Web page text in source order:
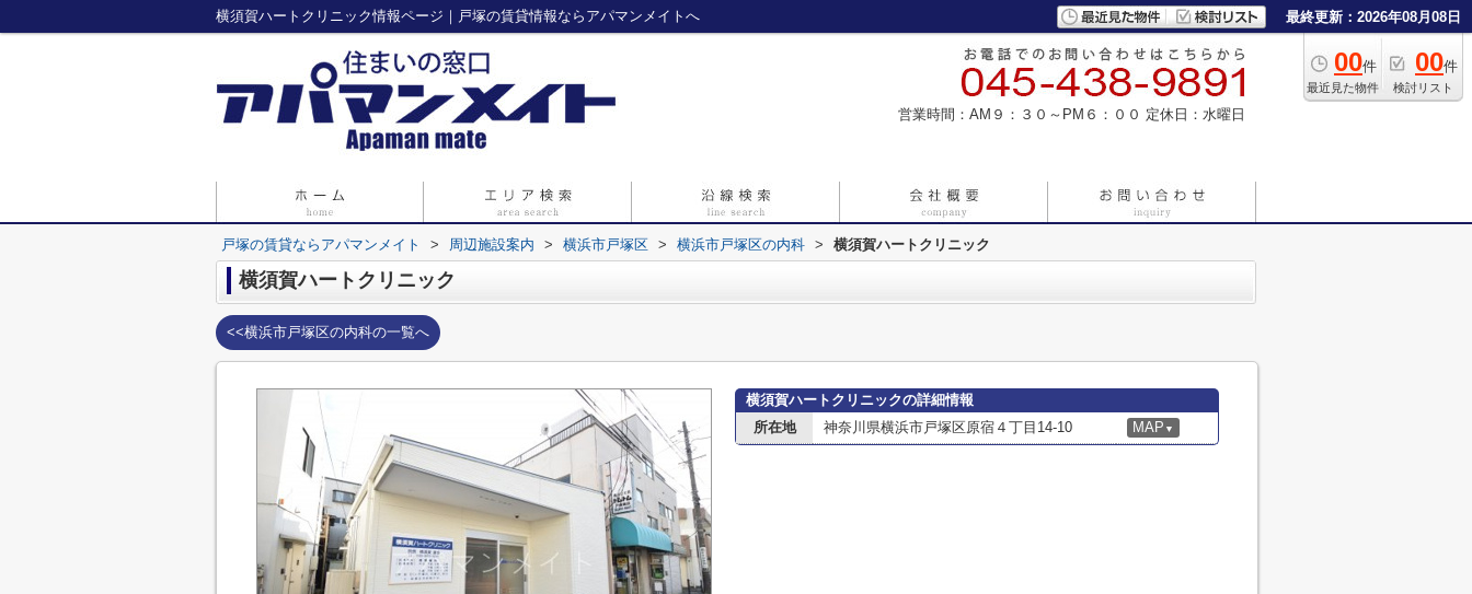
横須賀ハートクリニック情報ページ｜戸塚の賃貸情報ならアパマンメイトへ 最終更新：2026年08月08日
00件
最近見た物件
00件
検討リスト
営業時間：AM９：３０～PM６：００ 定休日：水曜日
戸塚の賃貸ならアパマンメイト > 周辺施設案内 > 横浜市戸塚区 > 横浜市戸塚区の内科 > 横須賀ハートクリニック
横須賀ハートクリニック
<<横浜市戸塚区の内科の一覧へ
横須賀ハートクリニックの詳細情報
所在地
神奈川県横浜市戸塚区原宿４丁目14-10 MAP ▼